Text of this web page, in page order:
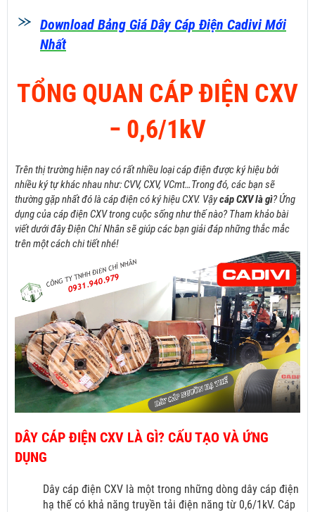
Download Bảng Giá Dây Cáp Điện Cadivi Mới
Nhất
TỔNG QUAN CÁP ĐIỆN CXV
­− 0,6/1kV
Trên thị trường hiện nay có rất nhiều loại cáp điện được ký hiệu bởi
nhiềuký tự khác nhau như: CVV, CXV, VCmt…Trong đó, các bạn sẽ
thường gặp nhất đó là cáp điện có ký hiệu CXV. Vậycáp CXV là gì? Ứng
dụng của cáp điện CXV trong cuộc sống như thế nào? Tham khảo bài
viết dưới đây Điện Chí Nhân sẽ giúp các bạn giải đáp những thắc mắc
trên một cách chi tiết nhé!
DÂY CÁP ĐIỆN CXV LÀ GÌ? CẤU TẠO VÀ ỨNG
DỤNG
Dây cáp điện CXV là một trong những dòng dây cáp điện
hạ thế có khả năng truyền tải điện năng từ 0,6/1kV. Cáp